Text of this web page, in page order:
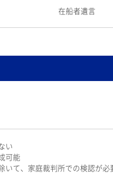
在船者遺言
い
可能
いて、家庭裁判所での検認が必